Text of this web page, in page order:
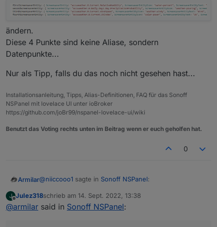
ändern.
Diese 4 Punkte sind keine Aliase, sondern
Datenpunkte...
Nur als Tipp, falls du das noch nicht gesehen hast...
Installationsanleitung, Tipps, Alias-Definitionen, FAQ für das Sonoff
NSPanel mit lovelace UI unter ioBroker
https://github.com/joBr99/nspanel-lovelace-ui/wiki
Benutzt das Voting rechts unten im Beitrag wenn er euch geholfen hat.
0
Armilar@niiccooo1 sagte in Sonoff NSPanel:
@jens-wozny
J
Offline
Julez318schrieb am 14. Sept. 2022, 13:38
zuletzt editiert von
@armilar said in Sonoff NSPanel: